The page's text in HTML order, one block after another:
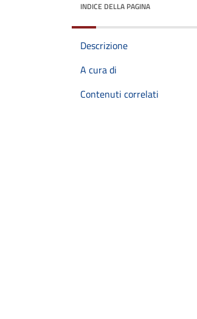
INDICE DELLA PAGINA
Descrizione
A cura di
Contenuti correlati